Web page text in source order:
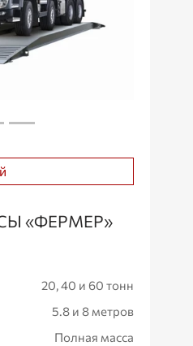
«ФЕРМЕР»
20, 40 и 60 тонн
5.8 и 8 метров
Полная масса